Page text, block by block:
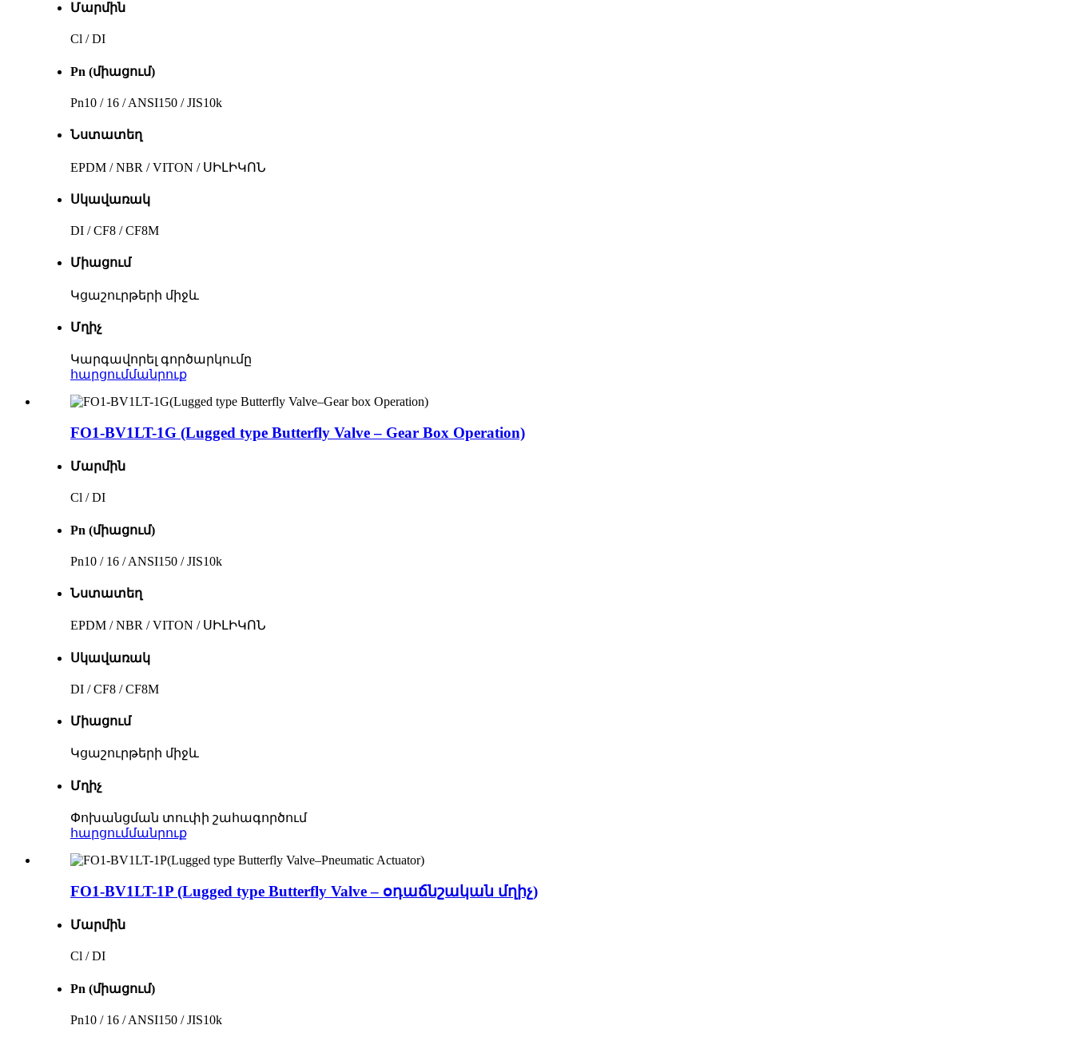
Մարմին
Cl / DI
Pn (միացում)
Pn10 / 16 / ANSI150 / JIS10k
Նստատեղ
EPDM / NBR / VITON / ՍԻԼԻԿՈՆ
Սկավառակ
DI / CF8 / CF8M
Միացում
Կցաշուրթերի միջև
Մղիչ
Կարգավորել գործարկումը
հարցումմանրուք
FO1-BV1LT-1G (Lugged type Butterfly Valve – Gear Box Operation)
Մարմին
Cl / DI
Pn (միացում)
Pn10 / 16 / ANSI150 / JIS10k
Նստատեղ
EPDM / NBR / VITON / ՍԻԼԻԿՈՆ
Սկավառակ
DI / CF8 / CF8M
Միացում
Կցաշուրթերի միջև
Մղիչ
Փոխանցման տուփի շահագործում
հարցումմանրուք
FO1-BV1LT-1P (Lugged type Butterfly Valve – օդաճնշական մղիչ)
Մարմին
Cl / DI
Pn (միացում)
Pn10 / 16 / ANSI150 / JIS10k